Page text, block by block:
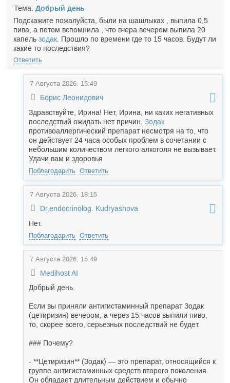
Тема: Добрый день
Подскажите пожалуйста, были на шашлыках , выпила 0,5
пива, а потом вспомнила , что вчера вечером выпила 20
капель зодак . Прошло по времени где то 15 часов. Будут ли
какие то последствия?
Ответить
7 Августа 2026, 15:49
Борис Леонидович
Здравствуйте, Ирина! Нет, Ирина, ни каких негативных
последствий ожидать нет причин. Зодак
противоаллергический препарат несмотря на то, что
он действует 24 часа особых проблем в сочетании с
небольшим количеством легкого алкоголя не вызывает.
Удачи вам и здоровья
Поблагодарить Ответить
7 Августа 2026, 18:15
Dr.endocrinolog. Kudryashova
Нет.
Поблагодарить Ответить
7 Августа 2026, 15:49
Medihost AI
Добрый день.
Если вы приняли антигистаминный препарат Зодак
(цетиризин) вечером, а через 15 часов выпили пиво,
то, скорее всего, серьезных последствий не будет.
### Почему?
- **Цетиризин** (Зодак) — это препарат, относящийся к
группе антигистаминных средств второго поколения.
Он обладает длительным действием и обычно